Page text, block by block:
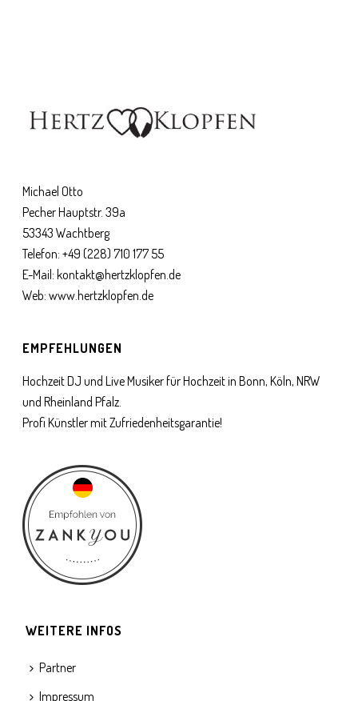
Michael Otto
Pecher Hauptstr. 39a
53343 Wachtberg
Telefon:+49 (228) 710 177 55
E-Mail: kontakt@hertzklopfen.de
Web:www.hertzklopfen.de
EMPFEHLUNGEN
Hochzeit DJ und Live Musiker für Hochzeit in Bonn, Köln, NRW
und Rheinland Pfalz.
Profi Künstler mit Zufriedenheitsgarantie!
WEITERE INFOS
Partner
Impressum